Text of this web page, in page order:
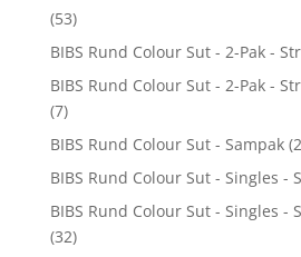
(53)
BIBS Rund Colour Sut - 2-Pak -
BIBS Rund Colour Sut - 2-Pak -
(7)
BIBS Rund Colour Sut - Sampak
BIBS Rund Colour Sut - Singles -
BIBS Rund Colour Sut - Singles -
(32)